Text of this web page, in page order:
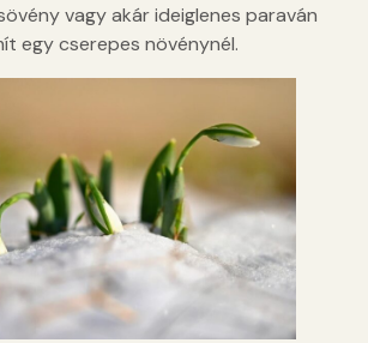
vagy akár ideiglenes paraván
egy cserepes növénynél.